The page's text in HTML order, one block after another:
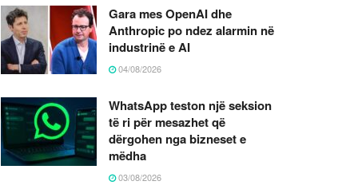
Gara mes OpenAI dhe
Anthropic po ndez alarmin në
industrinë e AI
04/08/2026
WhatsApp teston një seksion
të ri për mesazhet që
dërgohen nga bizneset e
mëdha
03/08/2026